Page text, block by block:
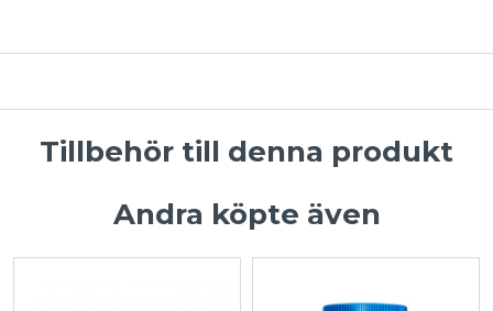
Tillbehör till denna produkt
Andra köpte även